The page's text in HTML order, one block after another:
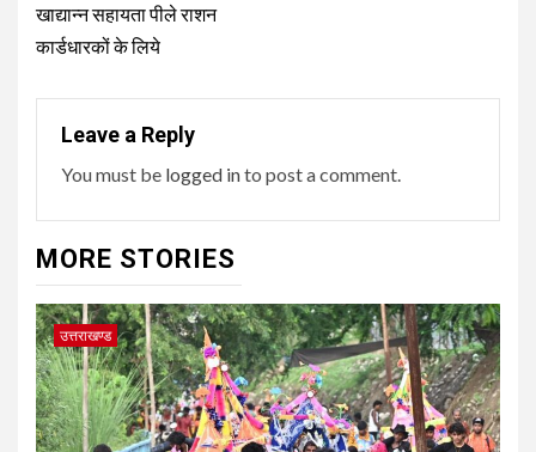
खाद्यान्न सहायता पीले राशन
कार्डधारकों के लिये
Leave a Reply
You must be logged into post a comment.
MORE STORIES
उत्तराखण्ड